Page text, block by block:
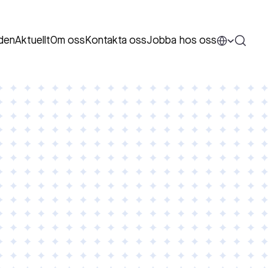
AktuelltOm oss Kontakta ossJobba hos oss